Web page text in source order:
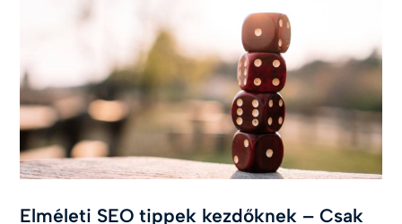
Elméleti SEO tippek kezdőknek – Csak